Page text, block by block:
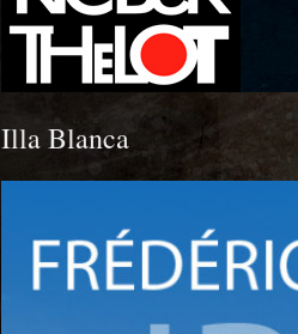
Illa Blanca